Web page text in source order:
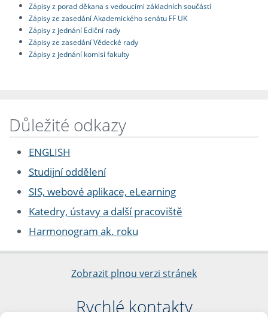
Zápisy z porad děkana s vedoucími základních součástí
Zápisy ze zasedání Akademického senátu FF UK
Zápisy z jednání Ediční rady
Zápisy ze zasedání Vědecké rady
Zápisy z jednání komisí fakulty
Důležité odkazy
ENGLISH
Studijní oddělení
SIS, webové aplikace, eLearning
Katedry, ústavy a další pracoviště
Harmonogram ak. roku
Zobrazit plnou verzi stránek
Rychlé kontakty